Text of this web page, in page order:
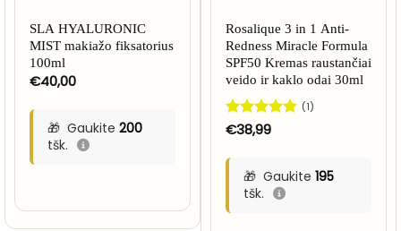
SLA HYALURONIC
MIST makiažo fiksatorius
100ml
€40,00
Gaukite 200
tšk.
Rosalique 3 in 1 Anti-
Redness Miracle Formula
SPF50 Kremas raustančiai
veido ir kaklo odai 30ml
Įvertinimas:
(1)
€38,99
Gaukite 195
tšk.